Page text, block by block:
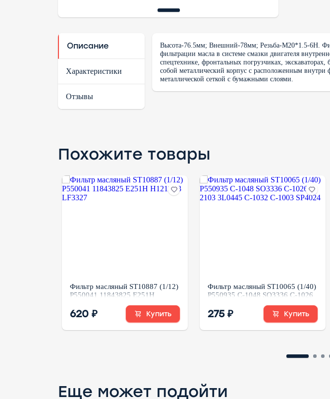
Описание
Характеристики
Отзывы
Высота-76.5мм; Внешний-78мм; Резьба-М20*1.5-6H.
фильтрации масла в системе смазки двигателя
спецтехнике, фронтальных погрузчиках, экскаваторах,
собой металлический корпус с расположенным
металлической сеткой с бумажными слоями.
Похожите товары
Фильтр масляный ST10887 (1/12)
P550041 11843825 E251H
620 ₽ Купить
Фильтр масляный ST10065 (1/40)
P550935 C-1048 SO3336 C-1026
SP4024
275 ₽ Купить
Еще может подойти